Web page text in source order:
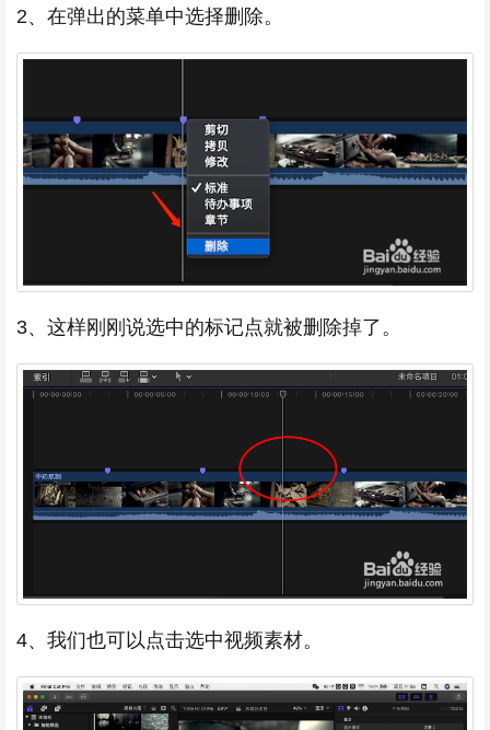
2、在弹出的菜单中选择删除。
3、这样刚刚说选中的标记点就被删除掉了。
4、我们也可以点击选中视频素材。